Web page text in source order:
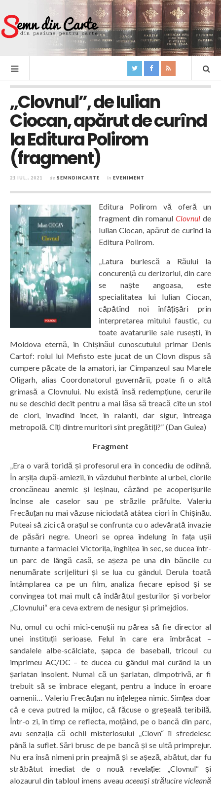
„Clovnul”, de Iulian
Ciocan, apărut de curînd
la Editura Polirom
(fragment)
21 IUL., 2021 de SEMNDINCARTE în EVENIMENT
Editura Polirom vă oferă un
fragment din romanul Clovnul de
Iulian Ciocan, apărut de curînd la
Editura Polirom.
„Latura burlescă a Răului la
concurență cu derizoriul, din care
se naște angoasa, este
specialitatea lui Iulian Ciocan,
căpătînd noi înfățișări prin
interpretarea mitului faustic, cu
toate avatarurile sale rusești, în
Moldova eternă, în Chișinăul cunoscutului primar Denis
Cartof: rolul lui Mefisto este jucat de un Clovn dispus să
cumpere păcate de la amatori, iar Cimpanzeul sau Marele
Oligarh, alias Coordonatorul guvernării, poate fi o altă
grimasă a Clovnului. Nu există însă redempțiune, cerurile
nu se deschid decît pentru a mai lăsa să treacă cîte un stol
de ciori, invadînd încet, în ralanti, dar sigur, întreaga
metropolă. Cîți dintre muritori sînt pregătiți?” (Dan Gulea)
Fragment
„Era o vară toridă și profesorul era în concediu de odihnă.
În arșița după-amiezii, în văzduhul fierbinte al urbei, ciorile
croncăneau anemic și leșinau, căzând pe acoperișurile
încinse ale caselor sau pe străzile prăfuite. Valeriu
Frecăuțan nu mai văzuse niciodată atâtea ciori în Chișinău.
Puteai să zici că orașul se confrunta cu o adevărată invazie
de păsări negre. Uneori se oprea îndelung în fața ușii
turnante a farmaciei Victorița, înghițea în sec, se ducea într-
un parc de lângă casă, se așeza pe una din băncile cu
nenumărate scrijelituri și se lua cu gândul. Derula toată
întâmplarea ca pe un film, analiza fiecare episod și se
convingea tot mai mult că îndărătul gesturilor și vorbelor
„Clovnului“ era ceva extrem de nesigur și primejdios.
Nu, omul cu ochi mici-cenușii nu părea să fie director al
unei instituții serioase. Felul în care era îmbrăcat –
sandalele albe-scâlciate, șapca de baseball, tricoul cu
imprimeu AC/DC – te ducea cu gândul mai curând la un
șarlatan insolent. Numai că un șarlatan, dimpotrivă, ar fi
trebuit să se îmbrace elegant, pentru a induce în eroare
oamenii… Valeriu Frecăuțan nu înțelegea nimic. Simțea doar
că e ceva putred la mijloc, că făcuse o greșeală teribilă.
Într-o zi, în timp ce reflecta, moțăind, pe o bancă din parc,
avu senzația că ochii misteriosului „Clovn“ îl sfredelesc
până la suflet. Sări brusc de pe bancă și se uită primprejur.
Nu era însă nimeni prin preajmă și se așeză, abătut, dar fu
străbătut imediat de o nouă revelație: „Clovnul“ și
alozaurul din tabloul imens aveau aceeași strălucire vicleană